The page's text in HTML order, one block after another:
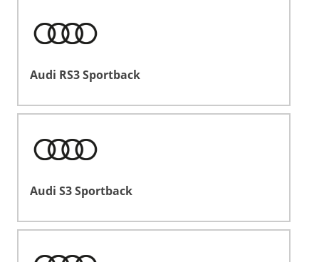
Audi RS3 Sportback
Audi S3 Sportback